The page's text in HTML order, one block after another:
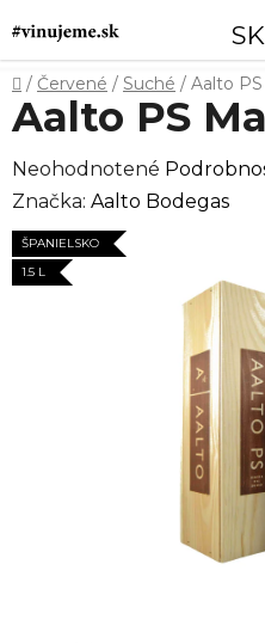
na
obsah
SK
Domov
/ Červené / Suché / Aalto
Aalto PS
Priemerné
hodnotenie
produktu
je
Neohodnotené
Značka: Aalto Bodegas
ŠPANIELSKO
1.5 L